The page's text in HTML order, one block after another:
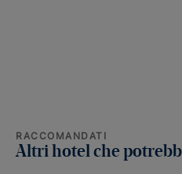
RACCOMANDATI
Altri hotel che